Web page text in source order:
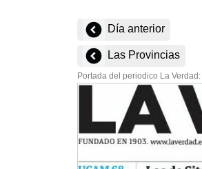
Día anterior
Las Provincias
Portada del periodico La Verdad: